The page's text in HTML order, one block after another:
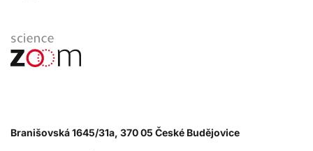
Branišovská 1645/31a, 370 05 České Budějovice